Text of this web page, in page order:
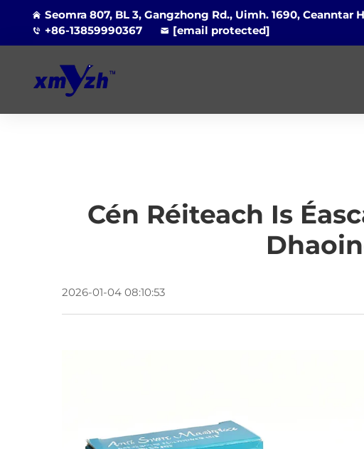
Seomra 807, BL 3, Gangzhong Rd., Uimh. 1690, Ceanntar
+86-13859990367
[email protected]
Cén Réiteach Is
2026-01-04 08:10:53